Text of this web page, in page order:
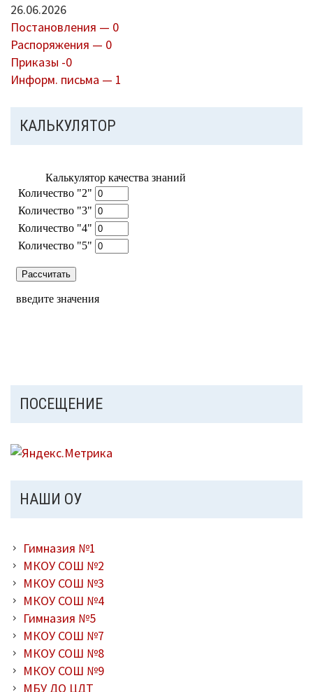
26.06.2026
Постановления — 0
Распоряжения — 0
Приказы -0
Информ. письма — 1
КАЛЬКУЛЯТОР
ПОСЕЩЕНИЕ
НАШИ ОУ
Гимназия №1
МКОУ СОШ №2
МКОУ СОШ №3
МКОУ СОШ №4
Гимназия №5
МКОУ СОШ №7
МКОУ СОШ №8
МКОУ СОШ №9
МБУ ДО ЦДТ